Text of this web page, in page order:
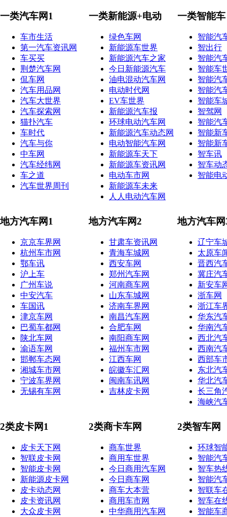
一类汽车网1
车市生活
第一汽车资讯网
车买买
荆楚汽车网
侃车网
汽车用品网
汽车大世界
汽车探索网
猫扑汽车
车时代
汽车与你
中车网
汽车经纬网
车之道
汽车世界周刊
一类新能源+电动
绿色车网
新能源车世界
新能源汽车之家
今日新能源汽车
油电混动汽车网
电动时代网
EV车世界
新能源汽车报
环球电动汽车网
新能源汽车动态网
电动智能汽车网
新能源车天下
新能源车资讯网
电动车市网
新能源车未来
人人电动汽车网
一类智能车
智能汽
智出行
智能汽
智能车
智能汽
智能汽
智能车
智驾网
智能汽
智能新
智能新
智车讯
智车动
智能电
地方汽车网1
京京车界网
杭州车市网
鄂车讯
沪上车
广州车说
中安汽车
车国讯
津京车网
巴蜀车都网
陕北车网
渝语车网
邯郸车态网
湘城车市网
宁波车界网
无锡有车网
地方汽车网2
甘肃车资讯网
青海车城网
西安车网
郑州汽车网
河南商车网
山东车城网
济南车界网
南昌汽车网
合肥车网
南阳商车网
福州车市网
江西车网
皖徽车汇网
闽南车讯网
吉林皮卡网
地方汽车网
辽宁车
太原车
晋西汽
冀庄汽
新安车
浙车网
浙江车
华东汽
华南汽
西北汽
西南汽
西部车
东北汽
华北汽
长三角
海峡汽
2类皮卡网1
皮卡天下网
智联皮卡网
智能皮卡网
新能源皮卡网
皮卡动态网
皮卡资讯网
大众皮卡网
2类商卡车网
商车世界
商用车世界
今日商用汽车网
今日商车网
商车大本营
商用车市网
中华商用汽车网
2类智车网
环球智
智能汽
智车热
智能汽
智联车
智车在
智能车